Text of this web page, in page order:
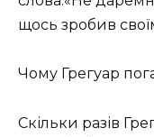
щось зробив
Чому Грегуар
Скільки разів